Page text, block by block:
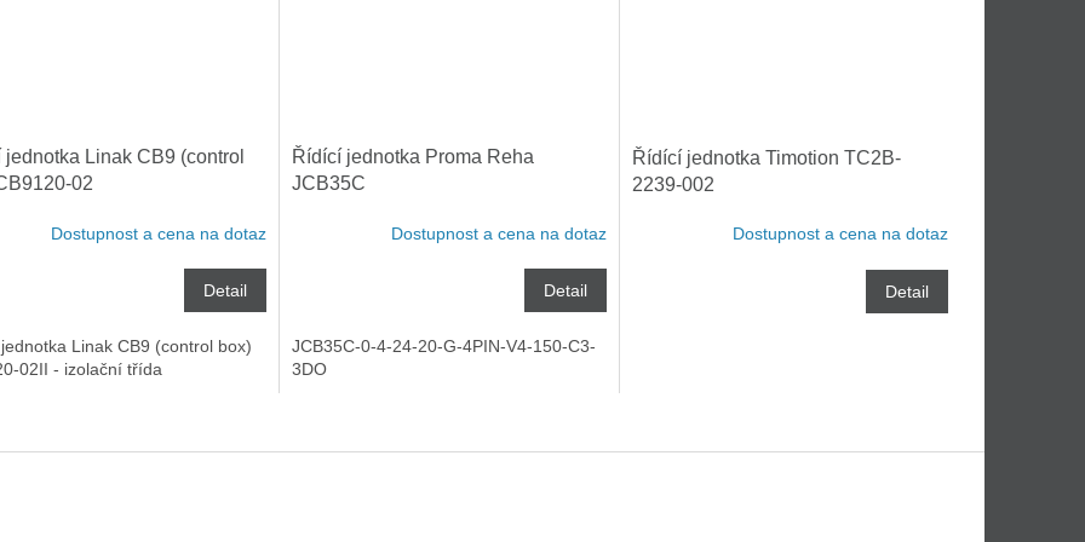
jednotka Linak CB9 (control
02
Dostupnost a cena na dotaz
Detail
Linak CB9 (control box)
02II - izolační třída
Řídící jednotka Proma Reha
JCB35C
Dostupnost a cena na dotaz
Detail
JCB35C-0-4-24-20-G-4PIN-V4-150-C3-
3DO
Řídící jednotka Timotion TC2B-
2239-002
Dostupnost a cena na dotaz
Detail
v